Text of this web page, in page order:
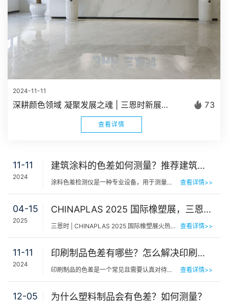
2024-11-11
深耕颜色领域 凝聚发展之魂 | 三恩时新展厅正式建成启用 73
查看详情
11-11
2024
建筑涂料的色差如何测量？推荐建筑行业色差仪YS4580
涂料色差检测仪是一种专业设备，用于测量和比较不同涂料或材料之间的颜色差异。涂料调色师傅经常凭色卡目测… 查看详情>>
04-15
2025
CHINAPLAS 2025 国际橡塑展，三恩时13G55展位期待您的光临！
三恩时 | CHINAPLAS 2025 国际橡塑展火热进行中，直击现场！CHINAPLAS 2025 国际橡塑展三恩时13G55展位期待… 查看详情>>
11-11
2024
印刷制品色差有哪些？怎么解决印刷制品色差
印刷制品的色差是一个常见且需要认真对待的问题。色差的存在不仅影响了产品的美观度，还可能导致信息传递的… 查看详情>>
12-05 为什么塑料制品会有色差？如何测量？